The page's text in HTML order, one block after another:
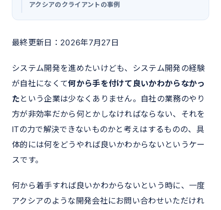
アクシアのクライアントの事例
最終更新日：2026年7月27日
システム開発を進めたいけども、システム開発の経験
が自社になくて何から手を付けて良いかわからなかっ
た という企業は少なくありません。自社の業務のやり
方が非効率だから何とかしなければならない、それを
ITの力で解決できないものかと考えはするものの、具
体的には何をどうやれば良いかわからないというケー
スです。
何から着手すれば良いかわからないという時に、一度
アクシアのような開発会社にお問い合わせいただけれ